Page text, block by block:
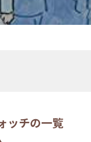
ッチの一覧